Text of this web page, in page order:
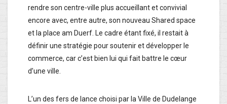
rendre son centre-ville plus accueillant et convivial
encore avec, entre autre, son nouveau Shared space
et la place am Duerf. Le cadre étant fixé, il restait à
définir une stratégie pour soutenir et développer le
commerce, car c’est bien lui qui fait battre le cœur
d’une ville.
L’un des fers de lance choisi par la Ville de Dudelange